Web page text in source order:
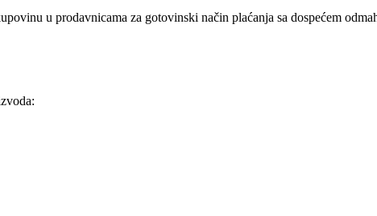
u prodavnicama za gotovinski način plaćanja sa dospećem